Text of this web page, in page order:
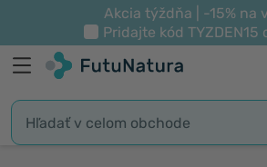
Akcia týždňa | -15% na
Pridajte kód TYZDEN15